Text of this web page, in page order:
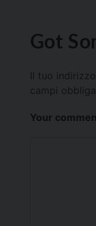
Got
Il tuo
campi
Your